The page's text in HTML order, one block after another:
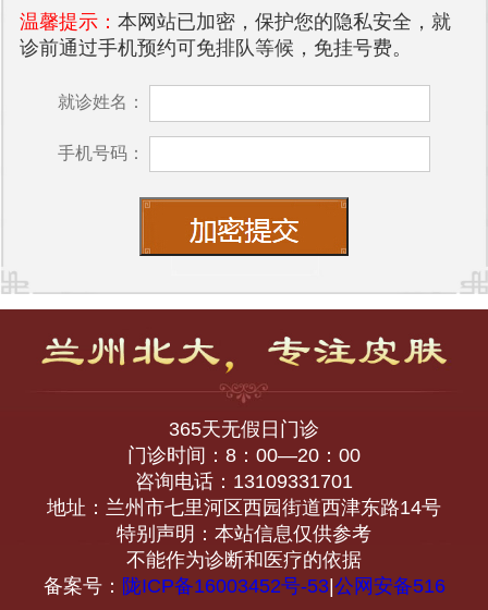
温馨提示： 本网站已加密，保护您的隐私安全，就
诊前通过手机预约可免排队等候，免挂号费。
就诊姓名：
手机号码：
365天无假日门诊
门诊时间：8：00—20：00
咨询电话：13109331701
地址：兰州市七里河区西园街道西津东路14号
特别声明：本站信息仅供参考
不能作为诊断和医疗的依据
备案号： 陇ICP备16003452号-53| 公网安备516